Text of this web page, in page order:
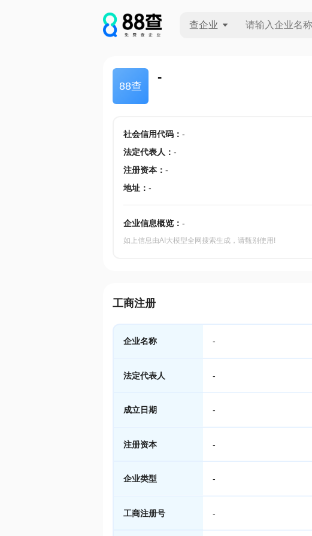
查企业
88查
-
社会信用代码： -
法定代表人 ： -
注册资本： -
地址： -
企业信息概览： -
如上信息由AI大模型全网搜索生成，请甄别使用!
工商注册
企业名称 -
法定代表人 -
成立日期 -
注册资本 -
企业类型 -
工商注册号 -